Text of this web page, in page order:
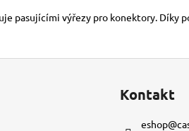
pasujícími výřezy pro konektory. Díky
Kontakt
eshop@